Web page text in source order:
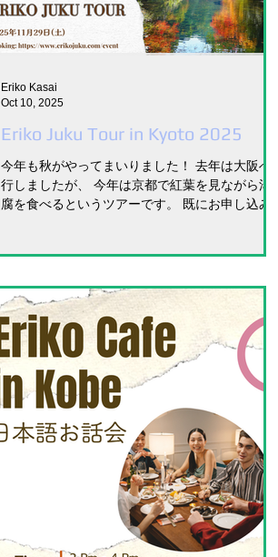
Eriko Juku Tour in Kyoto 2025
今年も秋がやってまいりました！ 去年は大阪へ旅
行しましたが、 今年は京都で紅葉を見ながら湯豆
腐を食べるというツアーです。 既にお申し込みを
トページからご覧くださいね。...
Eriko Kasai
Oct 10, 2025